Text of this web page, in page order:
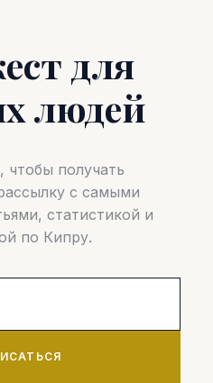
для
людей
получать
с самыми
статистикой и
по Кипру.